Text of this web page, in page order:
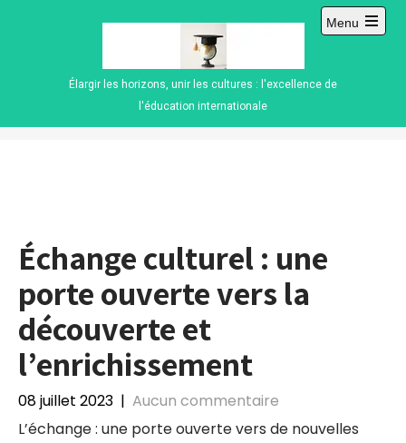
Élargir les horizons, unir les cultures : l'excellence de
l'éducation internationale
Menu
Open
Échange culturel : une
porte ouverte vers la
découverte et
l’enrichissement
08 juillet 2023 | Aucun commentaire
L’échange : une porte ouverte vers de nouvelles